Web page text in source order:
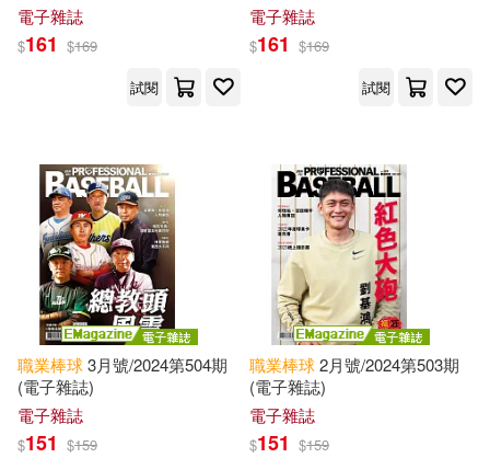
電子雜誌
$161 $169
試閱
電子雜誌
$161 $169
試閱
職業棒球3月號/2024第504期
(電子雜誌)
電子雜誌
$151 $159
職業棒球2月號/2024第503期
(電子雜誌)
電子雜誌
$151 $159